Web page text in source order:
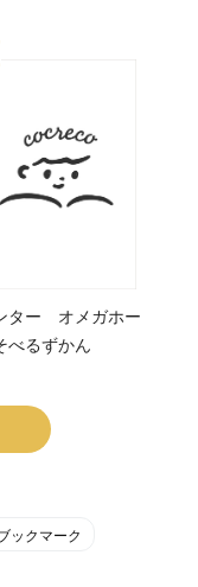
ター オメガホー
るずかん
ックマーク